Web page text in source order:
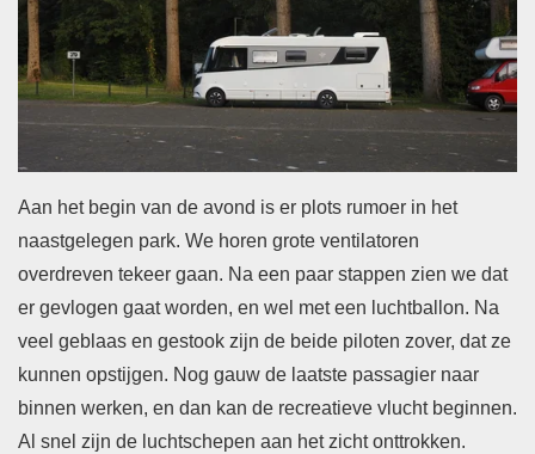
Aan het begin van de avond is er plots rumoer in het
naastgelegen park. We horen grote ventilatoren
overdreven tekeer gaan. Na een paar stappen zien we dat
er gevlogen gaat worden, en wel met een luchtballon. Na
veel geblaas en gestook zijn de beide piloten zover, dat ze
kunnen opstijgen. Nog gauw de laatste passagier naar
binnen werken, en dan kan de recreatieve vlucht beginnen.
Al snel zijn de luchtschepen aan het zicht onttrokken.